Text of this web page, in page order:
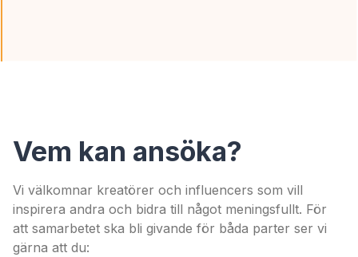
Vem kan ansöka?
Vi välkomnar kreatörer och influencers som vill
inspirera andra och bidra till något meningsfullt. För
att samarbetet ska bli givande för båda parter ser vi
gärna att du: